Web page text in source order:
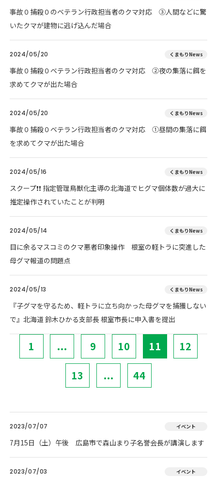
事故０捕殺０のベテラン行政担当者のクマ対応 ③人間などに驚
いたクマが建物に逃げ込んだ場合
2024/05/20 くまもりNews
事故０捕殺０ベテラン行政担当者のクマ対応 ②夜の集落に餌を
求めてクマが出た場合
2024/05/20 くまもりNews
事故０捕殺０ベテラン行政担当者のクマ対応 ①昼間の集落に餌
を求めてクマが出た場合
2024/05/16 くまもりNews
スクープ❗❗ 指定管理鳥獣化主導の北海道でヒグマ個体数が過大に
推定操作されていたことが判明
2024/05/14 くまもりNews
目に余るマスコミのクマ悪者印象操作 根室の軽トラに突進した
母グマ報道の問題点
2024/05/13 くまもりNews
『子グマを守るため、軽トラに立ち向かった母グマを捕獲しない
で』北海道 鈴木ひかる支部長 根室市長に申入書を提出
1 ... 9 10 11 12
13 ... 44
2023/07/07 イベント
7月15日（土）午後 広島市で森山まり子名誉会長が講演します
2023/07/03 イベント